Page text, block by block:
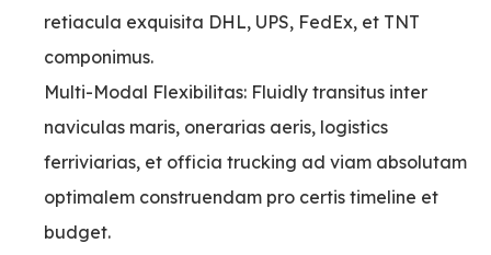
retiacula exquisita DHL, UPS, FedEx, et TNT
componimus.
Multi-Modal Flexibilitas: Fluidly transitus inter
naviculas maris, onerarias aeris, logistics
ferriviarias, et officia trucking ad viam absolutam
optimalem construendam pro certis timeline et
budget.